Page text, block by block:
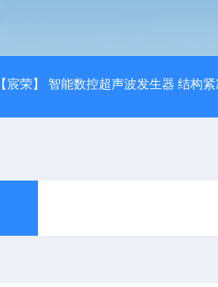
【宸荣】 智能数控超声波发生器 结构